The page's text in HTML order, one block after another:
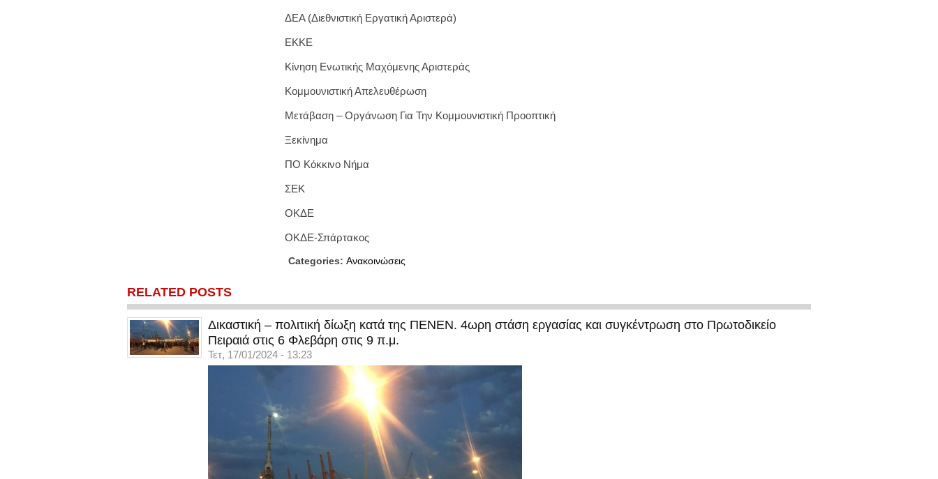
ΔΕΑ (Διεθνιστική Εργατική Αριστερά)
ΕΚΚΕ
Κίνηση Ενωτικής Μαχόμενης Αριστεράς
Κομμουνιστική Απελευθέρωση
Μετάβαση – Οργάνωση Για Την Κομμουνιστική Προοπτική
Ξεκίνημα
ΠΟ Κόκκινο Νήμα
ΣΕΚ
ΟΚΔΕ
ΟΚΔΕ-Σπάρτακος
Categories: Ανακοινώσεις
RELATED POSTS
Δικαστική – πολιτική δίωξη κατά της ΠΕΝΕΝ. 4ωρη στάση εργασίας και συγκέντρωση στο Πρωτοδικείο
Πειραιά στις 6 Φλεβάρη στις 9 π.μ.
Τετ, 17/01/2024 - 13:23